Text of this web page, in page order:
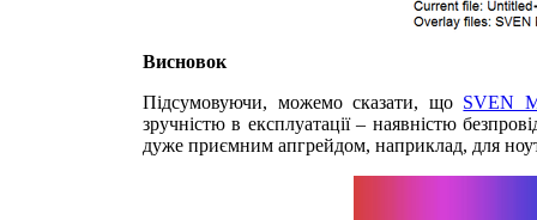
Висновок
Підсумовуючи, можемо сказати, що SVEN
зручністю в експлуатації – наявністю
дуже приємним апгрейдом, наприклад, для